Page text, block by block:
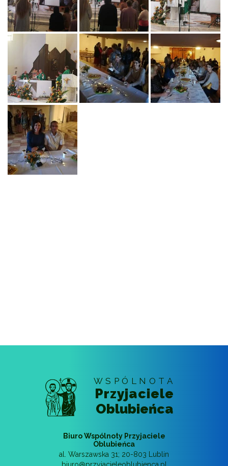
WSPÓLNOTA
Przyjaciele
Oblubieńca
Biuro Wspólnoty Przyjaciele
Oblubieńca
al. Warszawska 31; 20-803
Lublin